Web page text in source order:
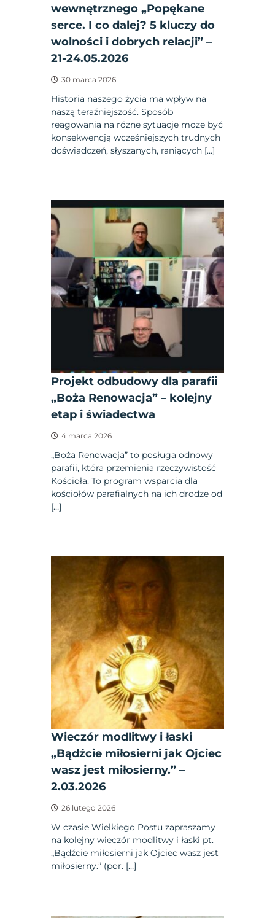
wewnętrznego „Popękane
serce. I co dalej? 5 kluczy do
wolności i dobrych relacji” –
21-24.05.2026
30 marca 2026
Historia naszego życia ma wpływ na
naszą teraźniejszość. Sposób
reagowania na różne sytuacje może być
konsekwencją wcześniejszych trudnych
doświadczeń, słyszanych, raniących […]
Projekt odbudowy dla parafii
„Boża Renowacja” – kolejny
etap i świadectwa
4 marca 2026
„Boża Renowacja” to posługa odnowy
parafii, która przemienia rzeczywistość
Kościoła. To program wsparcia dla
kościołów parafialnych na ich drodze od
[…]
Wieczór modlitwy i łaski
„Bądźcie miłosierni jak Ojciec
wasz jest miłosierny.” –
2.03.2026
26 lutego 2026
W czasie Wielkiego Postu zapraszamy
na kolejny wieczór modlitwy i łaski pt.
„Bądźcie miłosierni jak Ojciec wasz jest
miłosierny.” (por. […]